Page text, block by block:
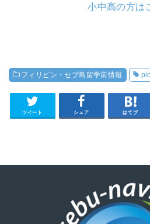
小中高の方は
フィリピン・セブ島留学前情報
ツイート シェア はてブ